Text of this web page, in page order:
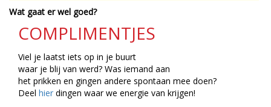
Wat gaat er wel goed?
COMPLIMENTJES
Viel je laatst iets op in je buurt
waar je blij van werd? Was iemand aan
het prikken en gingen andere spontaan mee doen?
Deel hier dingen waar we energie van krijgen!